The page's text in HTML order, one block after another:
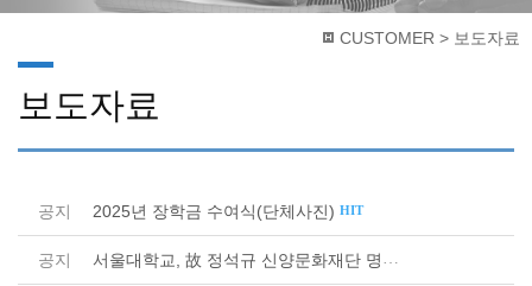
CUSTOMER > 보도자료
보도자료
공지 2025년 장학금 수여식(단체사진) HIT
공지